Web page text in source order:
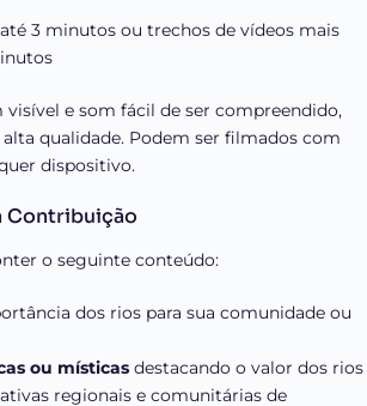
3 minutos ou trechos de vídeos mais
visível e som fácil de ser compreendido,
alta qualidade. Podem ser filmados com
dispositivo.
Contribuição
o seguinte conteúdo:
dos rios para sua comunidade ou
ou místicas destacando o valor dos rios
regionais e comunitárias de